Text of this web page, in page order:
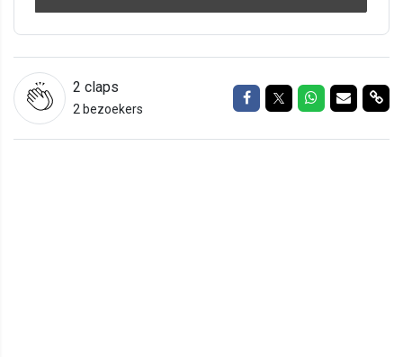
2 claps
2 bezoekers
Delen op Facebook
Delen op Twitter
Delen op
Delen